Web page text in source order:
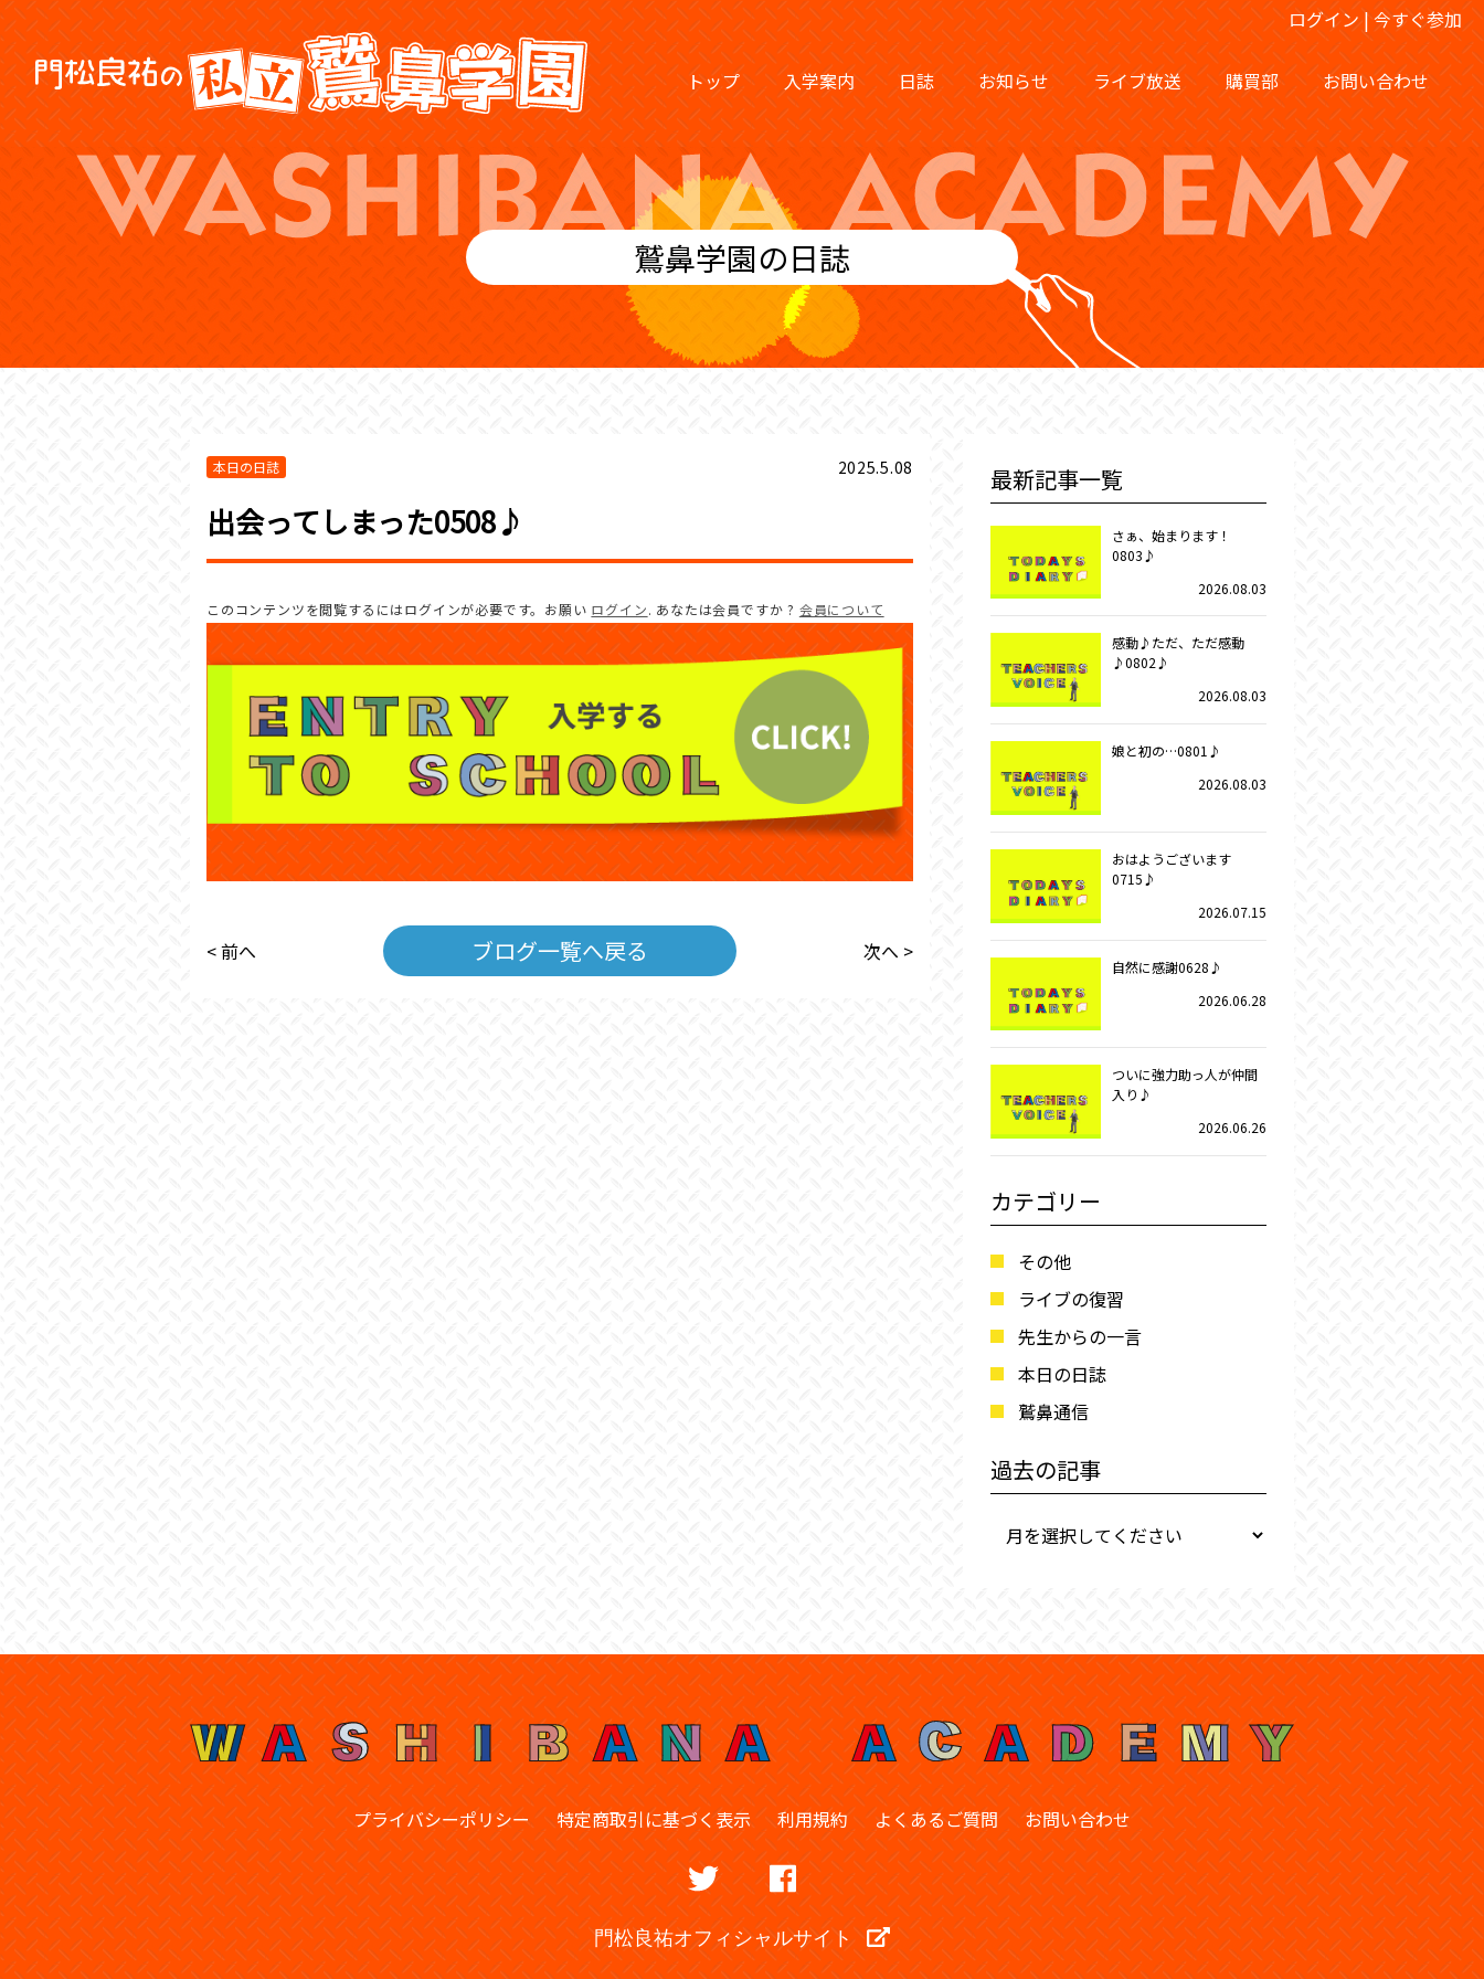
ログイン | 今すぐ参加
トップ 入学案内 日誌 お知らせ ライブ放送 購買部 お問い合わせ
鷲鼻学園の日誌
本日の日誌 2025.5.08
出会ってしまった0508♪
このコンテンツを閲覧するにはログインが必要です。お願い ログイン. あなたは会員ですか ? 会員について
< 前へ ブログ一覧へ戻る 次へ >
最新記事一覧
さぁ、始まります！
0803♪
2026.08.03
感動♪ただ、ただ感動
♪0802♪
2026.08.03
娘と初の…0801♪
2026.08.03
おはようございます
0715♪
2026.07.15
自然に感謝0628♪
2026.06.28
ついに強力助っ人が仲間
入り♪
2026.06.26
カテゴリー
その他
ライブの復習
先生からの一言
本日の日誌
鷲鼻通信
過去の記事
プライバシーポリシー 特定商取引に基づく表示 利用規約 よくあるご質問 お問い合わせ
門松良祐オフィシャルサイト